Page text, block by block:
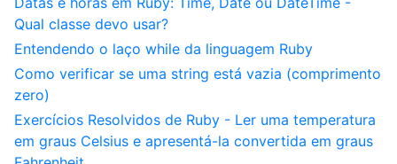
Qual classe devo usar?
Entendendo o laço while da linguagem Ruby
Como verificar se uma string está vazia (comprimento
zero)
Exercícios Resolvidos de Ruby - Ler uma temperatura
em graus Celsius e apresentá-la convertida em graus